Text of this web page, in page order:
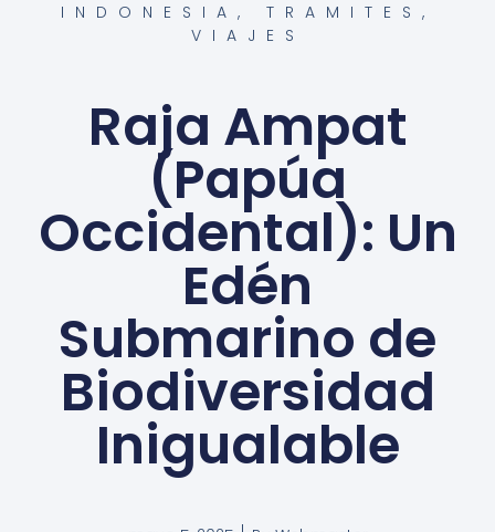
INDONESIA , TRAMITES ,
VIAJES
Raja Ampat
(Papúa
Occidental): Un
Edén
Submarino de
Biodiversidad
Inigualable